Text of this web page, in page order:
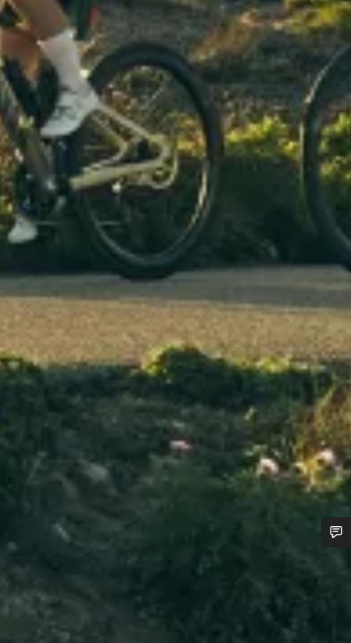
Heb je hulp nodig?
Onze deskundige medewerkers helpen je graag bij al je
vragen.